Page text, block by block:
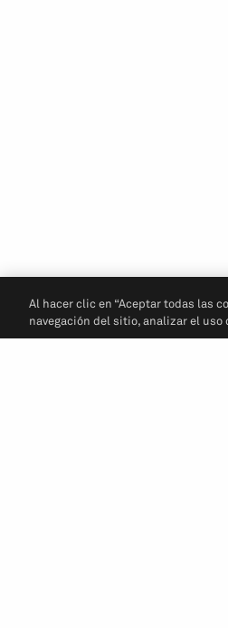
Al hacer clic en “Aceptar todas las
navegación del sitio, analizar el